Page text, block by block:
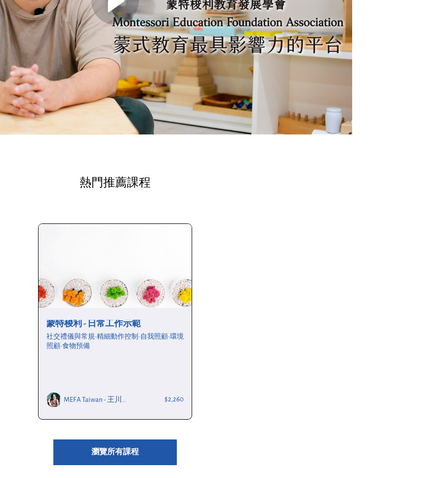
熱門推薦課程
蒙特梭利 - 日常工作示範
社交禮儀與常規-精細動作控制-自我照顧-環境
照顧-食物預備
MEFA Taiwan - 王川華老師 $2,260
瀏覽所有課程